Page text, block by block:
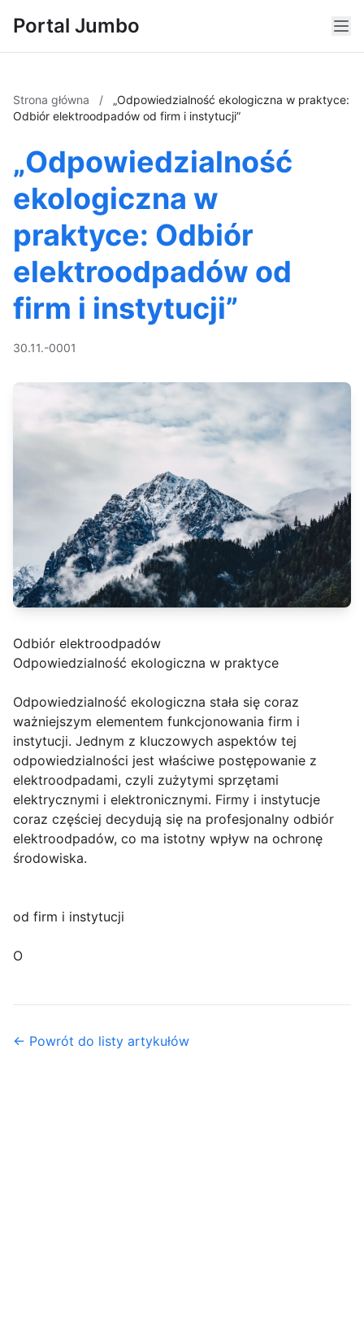
Portal Jumbo
Strona główna /
„Odpowiedzialność ekologiczna w praktyce:
Odbiór elektroodpadów od firm i instytucji”
„Odpowiedzialność
ekologiczna w
praktyce: Odbiór
elektroodpadów od
firm i instytucji”
30.11.-0001
Odbiór elektroodpadów
Odpowiedzialność ekologiczna w praktyce
Odpowiedzialność ekologiczna stała się coraz
ważniejszym elementem funkcjonowania firm i
instytucji. Jednym z kluczowych aspektów tej
odpowiedzialności jest właściwe postępowanie z
elektroodpadami, czyli zużytymi sprzętami
elektrycznymi i elektronicznymi. Firmy i instytucje
coraz częściej decydują się na profesjonalny odbiór
elektroodpadów, co ma istotny wpływ na ochronę
środowiska.
od firm i instytucji
O
← Powrót do listy artykułów